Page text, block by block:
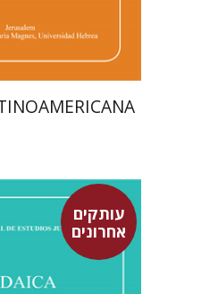
$85
$76
עותקים
אחרונים
מרגלית בז'רנו